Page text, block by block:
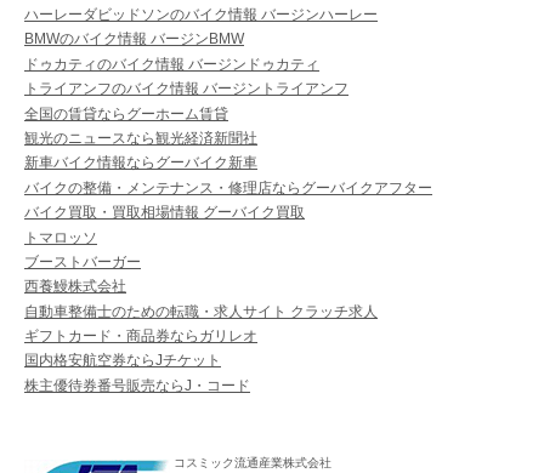
ハーレーダビッドソンのバイク情報 バージンハーレー
BMWのバイク情報 バージンBMW
ドゥカティのバイク情報 バージンドゥカティ
トライアンフのバイク情報 バージントライアンフ
全国の賃貸ならグーホーム賃貸
観光のニュースなら観光経済新聞社
新車バイク情報ならグーバイク新車
バイクの整備・メンテナンス・修理店ならグーバイクアフター
バイク買取・買取相場情報 グーバイク買取
トマロッソ
ブーストバーガー
西養鰻株式会社
自動車整備士のための転職・求人サイト クラッチ求人
ギフトカード・商品券ならガリレオ
国内格安航空券ならJチケット
株主優待券番号販売ならJ・コード
コスミック流通産業株式会社